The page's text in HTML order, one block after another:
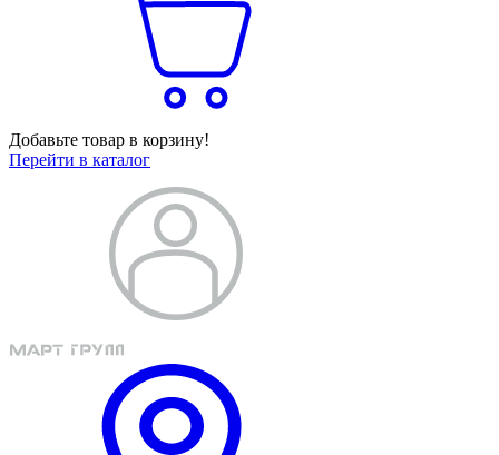
Добавьте товар в корзину!
Перейти в каталог